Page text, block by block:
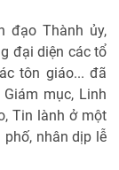
đạo Thành ủy,
đại diện các tổ
tôn giáo... đã
mục, Linh
Tin lành ở một
nhân dịp lễ